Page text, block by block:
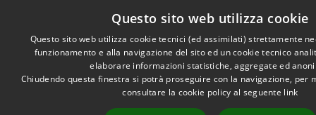
Questo sito web utilizza cookie
Questo sito web utilizza cookie tecnici (ed assimilati) strettamente
funzionamento e alla navigazione del sito ed un cookie tecnico
elaborare informazioni statistiche, aggregate ed
Chiudendo questa finestra si potrà proseguire con la navigazione, per
consultare la cookie policy al seguente link